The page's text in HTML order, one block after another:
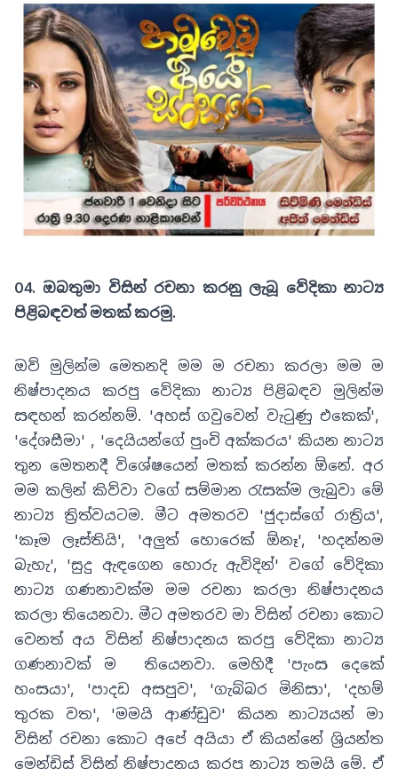
04. ඔබතුමා විසින් රචනා කරනු ලැබූ වේදිකා නාට්‍ය
පිළිබඳවත් මතක් කරමු.
ඔව් මුලින්ම මෙතනදි මම ම රචනා කරලා මම ම
නිෂ්පාදනය කරපු වේදිකා නාට්‍ය පිළිබඳව මුලින්ම
සඳහන් කරන්නම්. 'අහස් ගවුවෙන් වැටුණු එකෙක්',
'දේශසීමා' , 'දෙයියන්ගේ පුංචි අක්කරය' කියන නාට්‍ය
තුන මෙතනදී විශේෂයෙන් මතක් කරන්න ඕනේ. අර
මම කලින් කිව්වා වගේ සම්මාන රැසක්ම ලැබුවා මේ
නාට්‍ය ත්‍රිත්වයටම. මීට අමතරව 'ජුදාස්ගේ රාත්‍රිය',
'කෑම ලෑස්තියි', 'අලුත් හොරෙක් ඕනෑ', 'හදන්නම
බැහැ', 'සුදු ඇඳගෙන හොරු ඇවිදින්' වගේ වේදිකා
නාට්‍ය ගණනාවක්ම මම රචනා කරලා නිෂ්පාදනය
කරලා තියෙනවා. මීට අමතරව මා විසින් රචනා කොට
වෙනත් අය විසින් නිෂ්පාදනය කරපු වේදිකා නාට්‍ය
ගණනාවක් ම තියෙනවා. මෙහිදී 'පැංස දෙකේ
හංසයා', 'පාදඩ අසපුව', 'ගැබ්බර මිනිසා', 'දහම්
තුරක වත', 'මමයි ආණ්ඩුව' කියන නාට්‍යයන් මා
විසින් රචනා කොට අපේ අයියා ඒ කියන්නේ ශ්‍රියන්ත
මෙන්ඩිස් විසින් නිෂ්පාදනය කරපු නාට්‍ය තමයි මේ. ඒ